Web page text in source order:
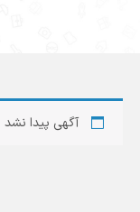
آگهی پیدا نشد